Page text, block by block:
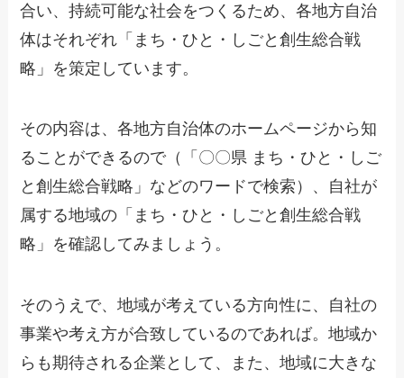
合い、持続可能な社会をつくるため、各地方自治
体はそれぞれ「まち・ひと・しごと創生総合戦
略」を策定しています。
その内容は、各地方自治体のホームページから知
ることができるので（「〇〇県 まち・ひと・しご
と創生総合戦略」などのワードで検索）、自社が
属する地域の「まち・ひと・しごと創生総合戦
略」を確認してみましょう。
そのうえで、地域が考えている方向性に、自社の
事業や考え方が合致しているのであれば。地域か
らも期待される企業として、また、地域に大きな